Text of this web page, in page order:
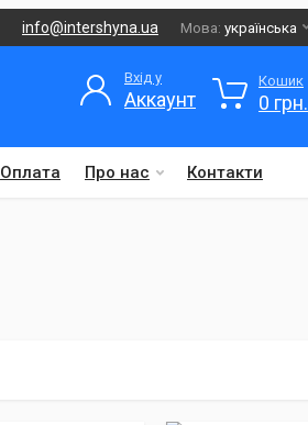
info@intershyna.ua Мова: українська
Оплата Про нас Контакти
Вхід у
Аккаунт
Кошик
0 грн.